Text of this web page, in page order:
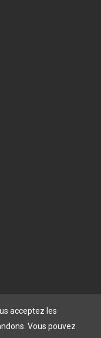
acceptez les
Vous pouvez